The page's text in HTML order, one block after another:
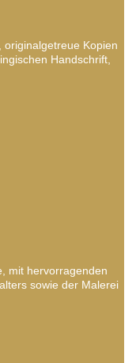
Kopien
Handschrift,
mit hervorragenden
sowie der Malerei